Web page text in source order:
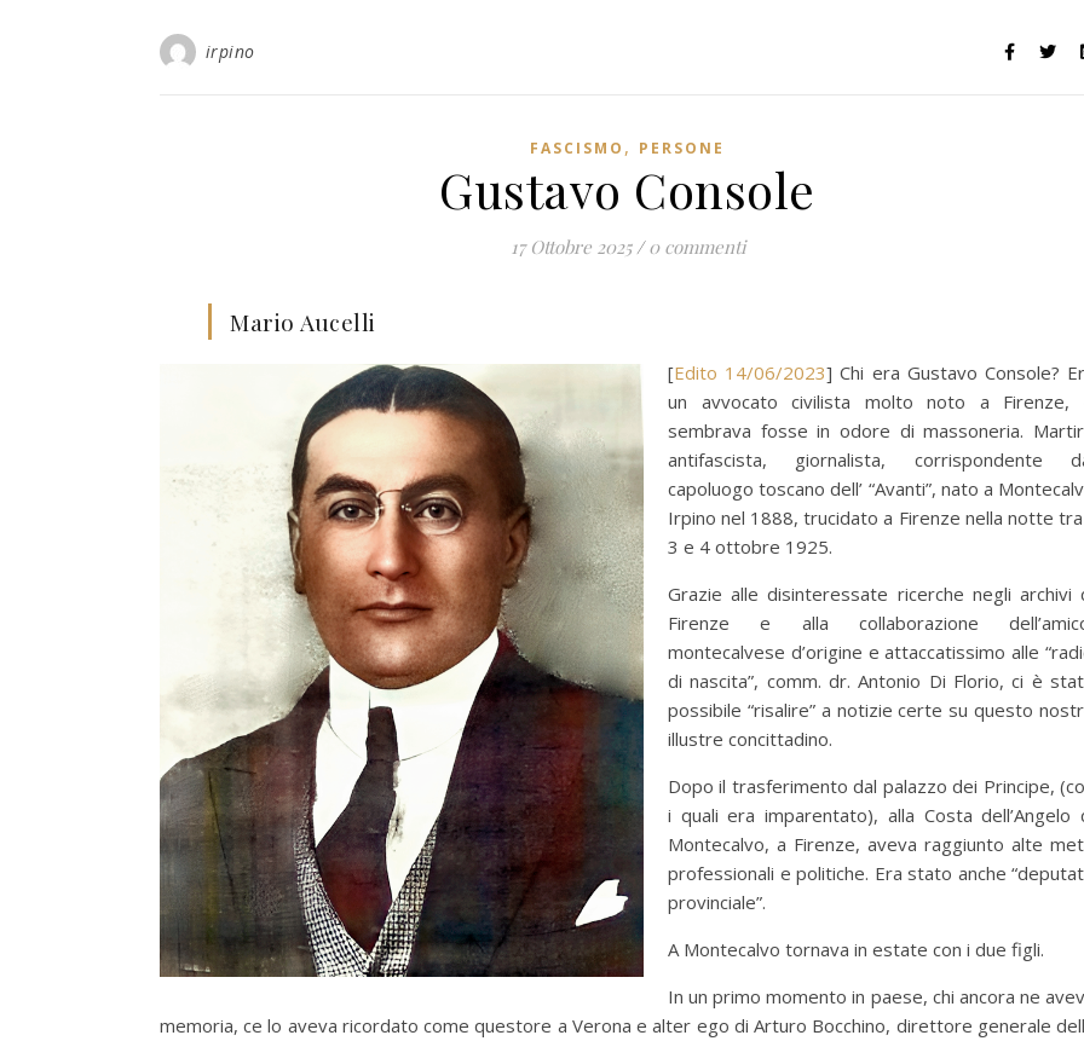
irpino
FASCISMO , PERSONE
Gustavo Console
17 Ottobre 2025 / 0 commenti
Mario Aucelli
[Edito 14/06/2023] Chi era Gustavo Console?
un avvocato civilista molto noto a Firenze,
sembrava fosse in odore di massoneria.
antifascista, giornalista, corrispondente
capoluogo toscano dell’ “Avanti”, nato a
Irpino nel 1888, trucidato a Firenze nella notte
3 e 4 ottobre 1925.
Grazie alle disinteressate ricerche negli archivi
Firenze e alla collaborazione
montecalvese d’origine e attaccatissimo alle
di nascita”, comm. dr. Antonio Di Florio, ci è
possibile “risalire” a notizie certe su questo
illustre concittadino.
Dopo il trasferimento dal palazzo dei Principe,
i quali era imparentato), alla Costa dell’Angelo
Montecalvo, a Firenze, aveva raggiunto alte
professionali e politiche. Era stato anche
provinciale”.
A Montecalvo tornava in estate con i due figli.
In un primo momento in paese, chi ancora ne
memoria, ce lo aveva ricordato come questore a Verona e alter ego di Arturo Bocchino, direttore generale